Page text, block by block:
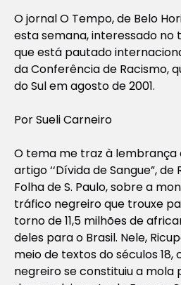
O jornal O Tempo, de Belo
esta semana, interessado
que está pautado
da Conferência de Racismo,
do Sul em agosto de 2001.
Por Sueli Carneiro
O tema me traz à lembrança
artigo ‘‘Dívida de Sangue”,
Folha de S. Paulo, sobre a
tráfico negreiro que trouxe
torno de 11,5 milhões de
deles para o Brasil. Nele,
meio de textos do séculos
negreiro se constituiu a mola